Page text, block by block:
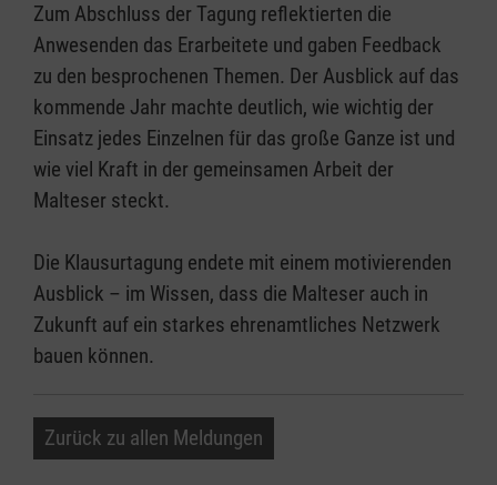
Zum Abschluss der Tagung reflektierten die
Anwesenden das Erarbeitete und gaben Feedback
zu den besprochenen Themen. Der Ausblick auf das
kommende Jahr machte deutlich, wie wichtig der
Einsatz jedes Einzelnen für das große Ganze ist und
wie viel Kraft in der gemeinsamen Arbeit der
Malteser steckt.
Die Klausurtagung endete mit einem motivierenden
Ausblick – im Wissen, dass die Malteser auch in
Zukunft auf ein starkes ehrenamtliches Netzwerk
bauen können.
Zurück zu allen Meldungen